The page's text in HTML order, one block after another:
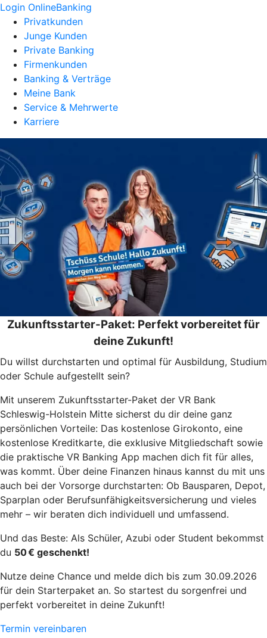
Login OnlineBanking
Privatkunden
Junge Kunden
Private Banking
Firmenkunden
Banking & Verträge
Meine Bank
Service & Mehrwerte
Karriere
Zukunftsstarter-Paket: Perfekt vorbereitet für
deine Zukunft!
Du willst durchstarten und optimal für Ausbildung, Studium
oder Schule aufgestellt sein?
Mit unserem Zukunftsstarter-Paket der VR Bank
Schleswig-Holstein Mitte sicherst du dir deine ganz
persönlichen Vorteile: Das kostenlose Girokonto, eine
kostenlose Kreditkarte, die exklusive Mitgliedschaft sowie
die praktische VR Banking App machen dich fit für alles,
was kommt. Über deine Finanzen hinaus kannst du mit uns
auch bei der Vorsorge durchstarten: Ob Bausparen, Depot,
Sparplan oder Berufsunfähigkeitsversicherung und vieles
mehr – wir beraten dich individuell und umfassend.
Und das Beste: Als Schüler, Azubi oder Student bekommst
du 50 € geschenkt!
Nutze deine Chance und melde dich bis zum 30.09.2026
für dein Starterpaket an. So startest du sorgenfrei und
perfekt vorbereitet in deine Zukunft!
Termin vereinbaren